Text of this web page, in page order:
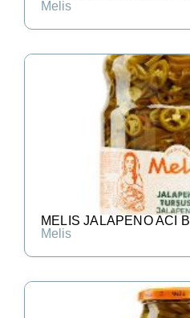
Melis
MELIS JALAPENO ACI B
Melis